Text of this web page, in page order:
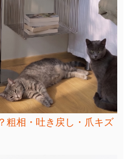
粗相・吐き戻し・爪キズ